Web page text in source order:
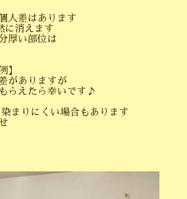
人差はあります
に消えます
厚い部位は
】
がありますが
らえたら幸いです♪
まりにくい場合もあります